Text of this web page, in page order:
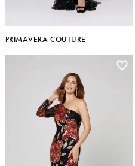
PRIMAVERA COUTURE